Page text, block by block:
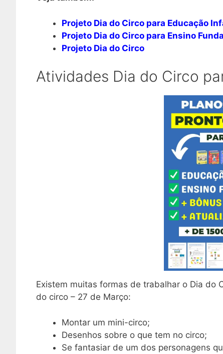
Projeto Dia do Circo para Educação
Projeto Dia do Circo para Ensino
Projeto Dia do Circo
Atividades Dia do Circo
Existem muitas formas de trabalhar o Dia do
do circo – 27 de Março:
Montar um mini-circo;
Desenhos sobre o que tem no circo;
Se fantasiar de um dos personagens